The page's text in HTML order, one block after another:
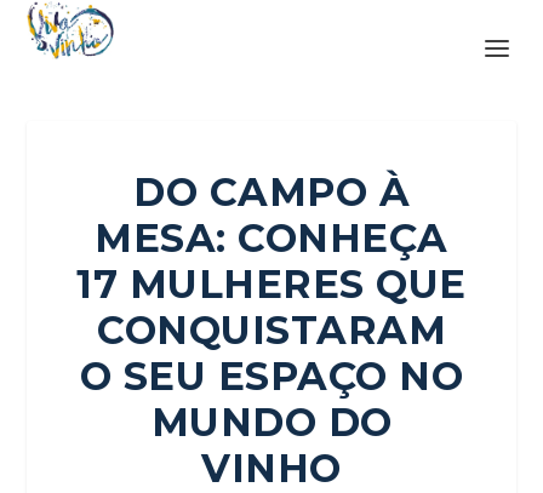
DO CAMPO À
MESA: CONHEÇA
17 MULHERES QUE
CONQUISTARAM
O SEU ESPAÇO NO
MUNDO DO
VINHO